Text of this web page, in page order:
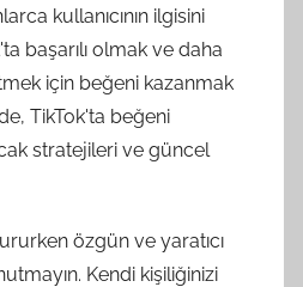
kullanıcının ilgisini
başarılı olmak ve daha
için beğeni kazanmak
TikTok'ta beğeni
stratejileri ve güncel
özgün ve yaratıcı
Kendi kişiliğinizi